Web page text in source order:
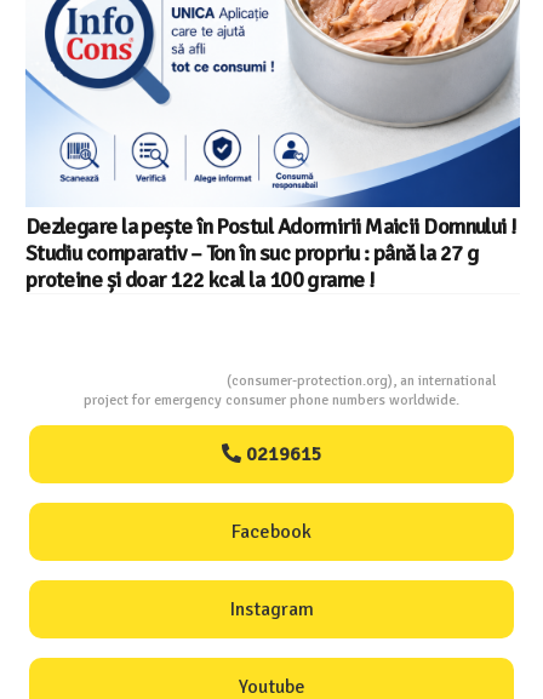
Dezlegare la pește în Postul Adormirii Maicii Domnului !
Studiu comparativ – Ton în suc propriu : până la 27 g
proteine și doar 122 kcal la 100 grame !
(consumer-protection.org), an international
project for emergency consumer phone numbers worldwide.
0219615
Facebook
Instagram
Youtube